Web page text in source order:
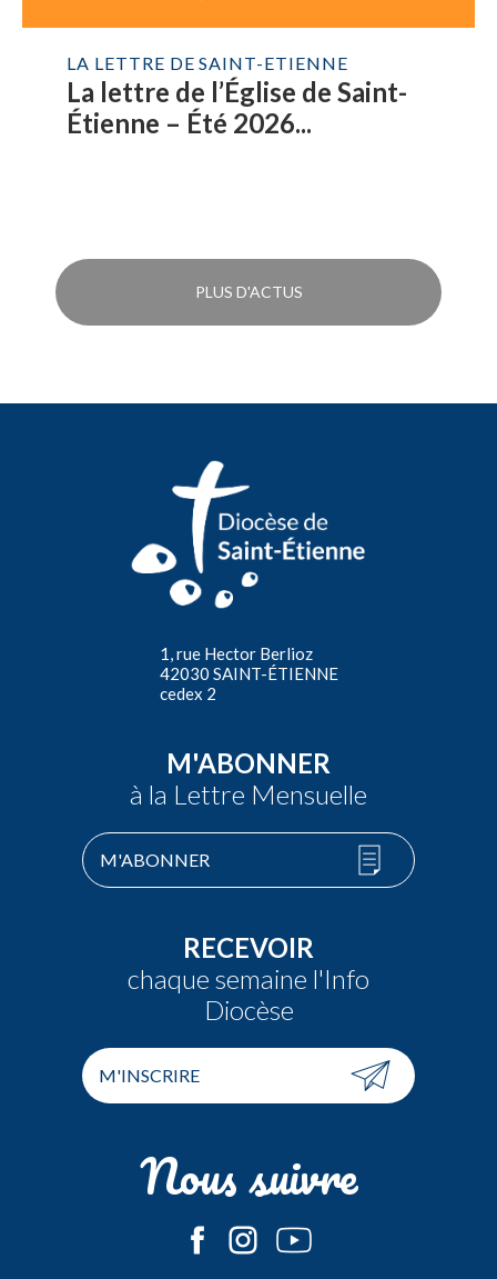
LA LETTRE DE SAINT-ETIENNE
La lettre de l’Église de Saint-
Étienne – Été 2026...
PLUS D'ACTUS
1, rue Hector Berlioz
42030 SAINT-ÉTIENNE
cedex 2
M'ABONNER
à la Lettre Mensuelle
M'ABONNER
RECEVOIR
chaque semaine l'Info
Diocèse
M'INSCRIRE
Nous suivre